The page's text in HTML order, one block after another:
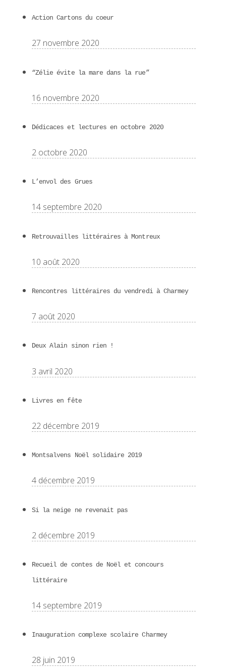
Action Cartons du coeur
27 novembre 2020
“Zélie évite la mare dans la rue”
16 novembre 2020
Dédicaces et lectures en octobre 2020
2 octobre 2020
L’envol des Grues
14 septembre 2020
Retrouvailles littéraires à Montreux
10 août 2020
Rencontres littéraires du vendredi à Charmey
7 août 2020
Deux Alain sinon rien !
3 avril 2020
Livres en fête
22 décembre 2019
Montsalvens Noël solidaire 2019
4 décembre 2019
Si la neige ne revenait pas
2 décembre 2019
Recueil de contes de Noël et concours
littéraire
14 septembre 2019
Inauguration complexe scolaire Charmey
28 juin 2019